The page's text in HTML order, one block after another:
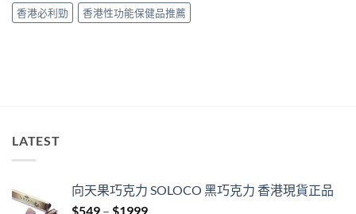
香港必利勁
香港性功能保健品推薦
LATEST
向天果巧克力 SOLOCO 黑巧克力 香港現貨正品
$549 – $1999Price